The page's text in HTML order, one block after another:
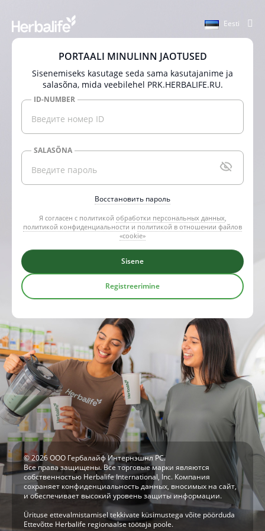
Eesti
PORTAALI MINULINN JAOTUSED
Sisenemiseks kasutage seda sama kasutajanime ja
salasõna, mida veebilehel PRK.HERBALIFE.RU.
ID-NUMBER
SALASÕNA
Восстановить пароль
Я согласен с политикой обработки персональных данных,
политикой конфиденциальности и политикой в отношении файлов
«cookie»
Registreerimine
© 2026 ООО Гербалайф Интернэшнл РС.
Все права защищены. Все торговые марки являются
собственностью Herbalife International, Inc. Компания
сохраняет конфиденциальность данных, вносимых на сайт,
и обеспечивает высокий уровень защиты информации.
Ürituse ettevalmistamisel tekkivate küsimustega võite pöörduda
Ettevõtte Herbalife regionaalse töötaja poole.